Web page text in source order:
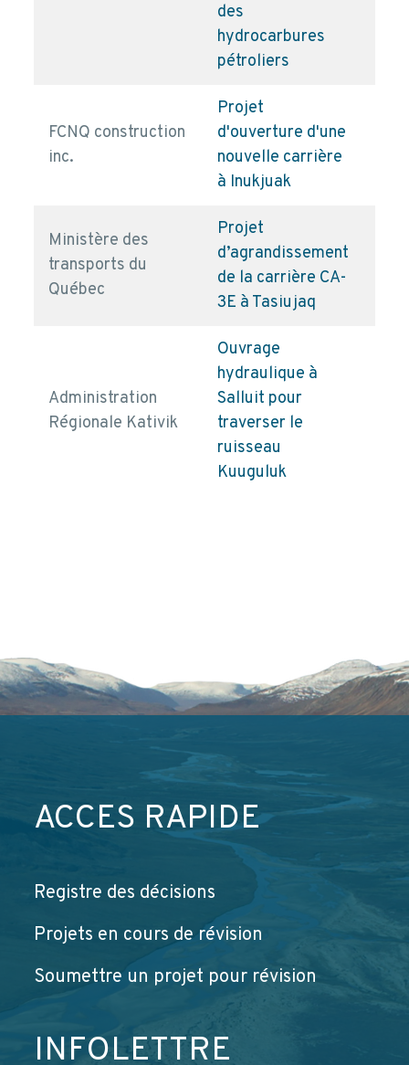
des
hydrocarbures
pétroliers
FCNQ construction
inc.
Projet
d'ouverture d'une
nouvelle carrière
à Inukjuak
Ministère des
transports du
Québec
Projet
d’agrandissement
de la carrière CA-
3E à Tasiujaq
Administration
Régionale Kativik
Ouvrage
hydraulique à
Salluit pour
traverser le
ruisseau
Kuuguluk
ACCÈS RAPIDE
Registre des décisions
Projets en cours de révision
Soumettre un projet pour révision
INFOLETTRE